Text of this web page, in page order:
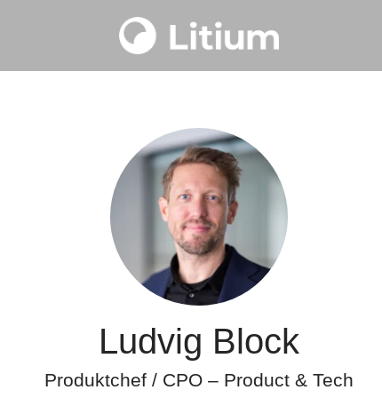
Ludvig Block
Produktchef / CPO – Product & Tech